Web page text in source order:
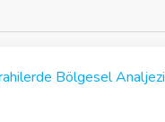
Bölgesel Analjezi